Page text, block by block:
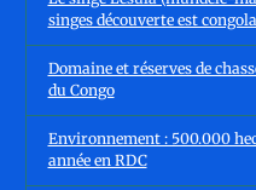
singes découverte est
Domaine et réserves de
du Congo
Environnement : 500.000
année en RDC